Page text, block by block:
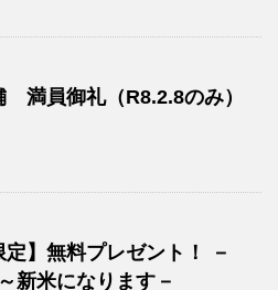
満員御礼（R8.2.8のみ）
定】無料プレゼント！ －
新米になります－